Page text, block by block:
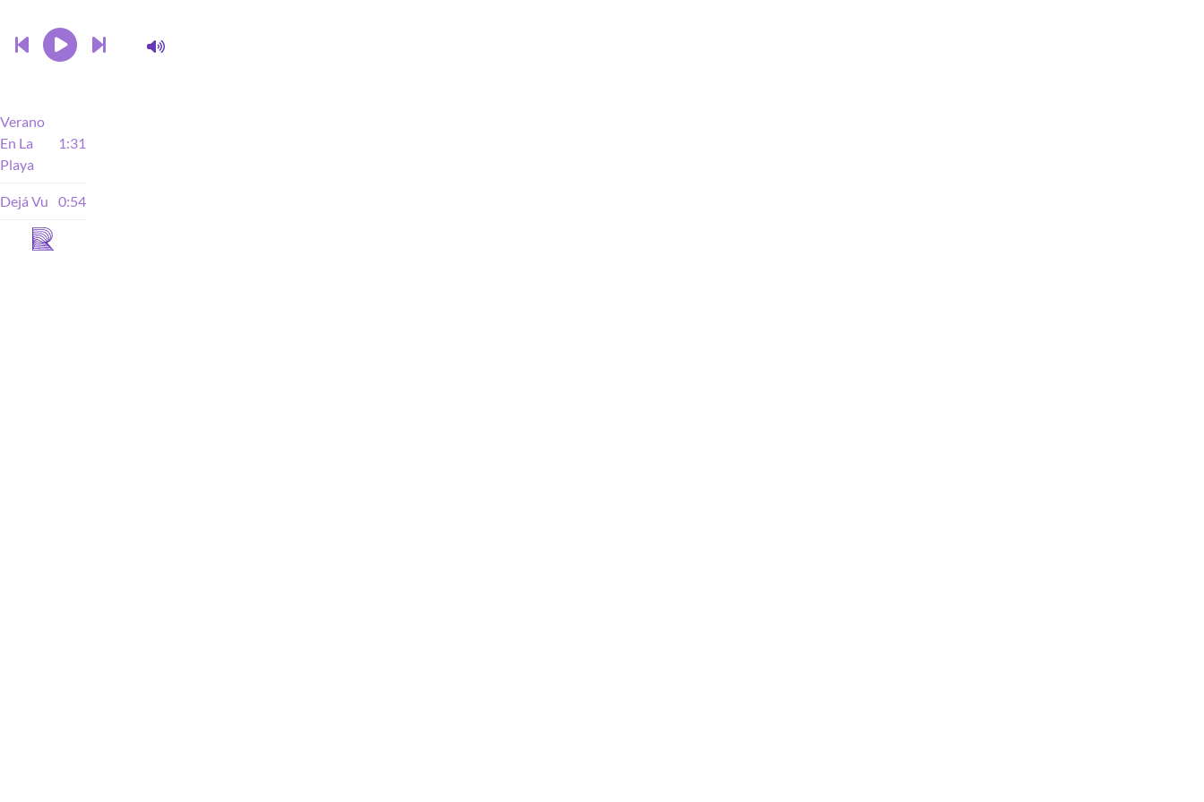
Verano
En La
Playa
1:31
Dejá Vu 0:54